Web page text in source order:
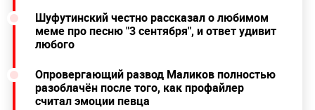
Шуфутинский честно рассказал о любимом
меме про песню "3 сентября", и ответ удивит
любого
Опровергающий развод Маликов полностью
разоблачён после того, как профайлер
считал эмоции певца